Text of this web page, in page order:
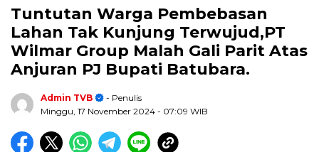
Tuntutan Warga Pembebasan
Lahan Tak Kunjung Terwujud,PT
Wilmar Group Malah Gali Parit Atas
Anjuran PJ Bupati Batubara.
Admin TVB
- Penulis
Minggu, 17 November 2024 - 07:09 WIB